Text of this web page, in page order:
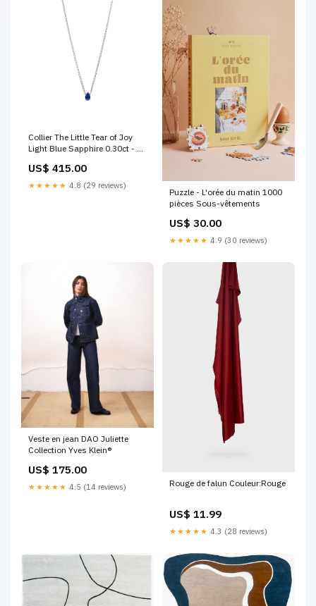
Collier The Little Tear of Joy
Light Blue Sapphire 0.30ct - or
Colliers Solitaires
US$ 415.00
★★★★★ 4.8 (29 reviews)
Puzzle - L'orée du matin 1000
pièces Sous-vêtements
US$ 30.00
★★★★★ 4.9 (30 reviews)
Veste en jean DAO Juliette
Collection Yves Klein®
US$ 175.00
★★★★★ 4.5 (14 reviews) Rouge de falun Couleur:Rouge
US$ 11.99
★★★★★ 4.3 (28 reviews)